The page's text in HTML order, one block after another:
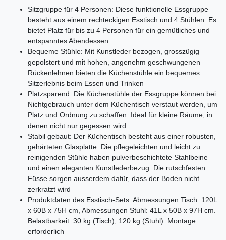
Sitzgruppe für 4 Personen: Diese funktionelle Essgruppe
besteht aus einem rechteckigen Esstisch und 4 Stühlen. Es
bietet Platz für bis zu 4 Personen für ein gemütliches und
entspanntes Abendessen
Bequeme Stühle: Mit Kunstleder bezogen, grosszügig
gepolstert und mit hohen, angenehm geschwungenen
Rückenlehnen bieten die Küchenstühle ein bequemes
Sitzerlebnis beim Essen und Trinken
Platzsparend: Die Küchenstühle der Essgruppe können bei
Nichtgebrauch unter dem Küchentisch verstaut werden, um
Platz und Ordnung zu schaffen. Ideal für kleine Räume, in
denen nicht nur gegessen wird
Stabil gebaut: Der Küchentisch besteht aus einer robusten,
gehärteten Glasplatte. Die pflegeleichten und leicht zu
reinigenden Stühle haben pulverbeschichtete Stahlbeine
und einen eleganten Kunstlederbezug. Die rutschfesten
Füsse sorgen ausserdem dafür, dass der Boden nicht
zerkratzt wird
Produktdaten des Esstisch-Sets: Abmessungen Tisch: 120L
x 60B x 75H cm, Abmessungen Stuhl: 41L x 50B x 97H cm.
Belastbarkeit: 30 kg (Tisch), 120 kg (Stuhl). Montage
erforderlich